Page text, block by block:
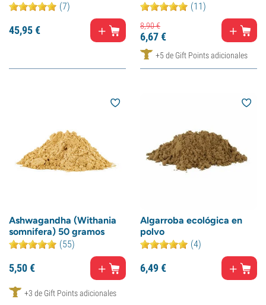
(7)
45,95€
(11)
8,90€
6,67€
+5 de Gift Points adicionales
Ashwagandha (Withania
somnifera) 50 gramos
(55)
5,50€
+3 de Gift Points adicionales
Algarroba ecológica en
polvo
(4)
6,49€